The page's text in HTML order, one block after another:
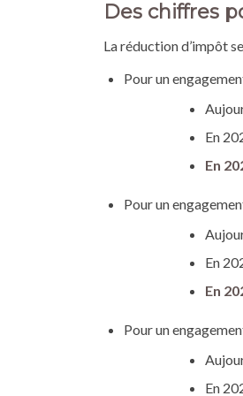
Des chiffres
La réduction d’impôt
Pour un
En
En
Pour un
En
En
Pour un
En